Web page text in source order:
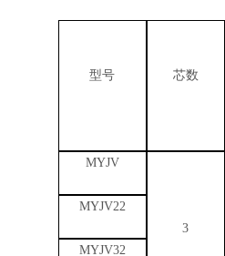
型号 芯数
MYJV
3
MYJV22
MYJV32